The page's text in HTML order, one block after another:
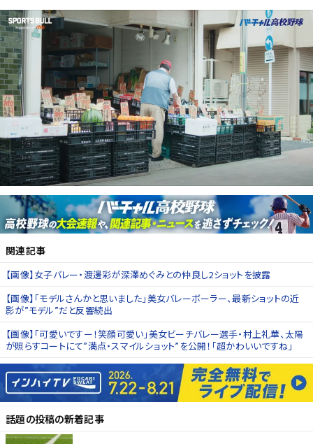
関連記事
【画像】女子バレー・渡邊彩が深澤めぐみとの仲良し2ショットを披露
【画像】「モデルさんかと思いました」美女バレーボーラー、最新ショットの近
影が”モデル”だと反響続出
【画像】「可愛いですー！笑顔可愛い」美女ビーチバレー選手・村上礼華、太陽
が照らすコートにて”満点・スマイルショット”を公開！「超かわいいですね」
話題の投稿の新着記事